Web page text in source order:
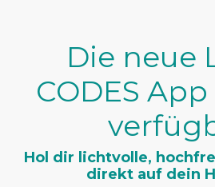
Die neue
CODES
Hol dir lichtvolle,
direkt auf dein